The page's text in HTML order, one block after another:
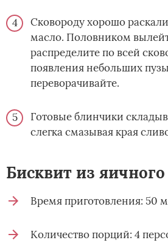
Сковороду хорошо
масло. Половником
распределите по всей
появления небольших
переворачивайте.
Готовые блинчики
слегка смазывая края
Бисквит из
Время приготовления: 50
Количество порций: 4